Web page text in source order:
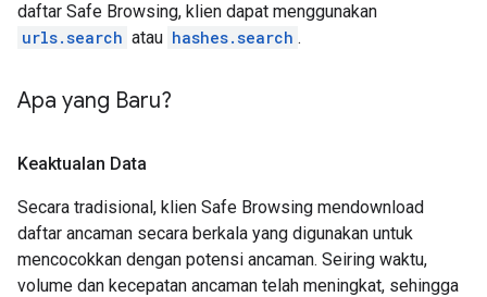
daftar Safe Browsing, klien dapat menggunakan
urls.search atau hashes.search .
Apa yang Baru?
Keaktualan Data
Secara tradisional, klien Safe Browsing mendownload
daftar ancaman secara berkala yang digunakan untuk
mencocokkan dengan potensi ancaman. Seiring waktu,
volume dan kecepatan ancaman telah meningkat, sehingga